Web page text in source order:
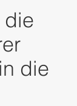
die
die